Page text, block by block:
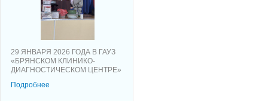
29 ЯНВАРЯ 2026 ГОДА В ГАУЗ
«БРЯНСКОМ КЛИНИКО-
ДИАГНОСТИЧЕСКОМ ЦЕНТРЕ»
Подробнее